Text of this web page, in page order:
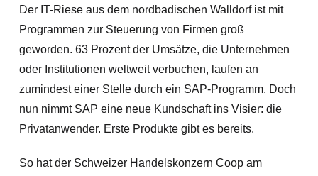
Der IT-Riese aus dem nordbadischen Walldorf ist mit
Programmen zur Steuerung von Firmen groß
geworden. 63 Prozent der Umsätze, die Unternehmen
oder Institutionen weltweit verbuchen, laufen an
zumindest einer Stelle durch ein SAP-Programm. Doch
nun nimmt SAP eine neue Kundschaft ins Visier: die
Privatanwender. Erste Produkte gibt es bereits.
So hat der Schweizer Handelskonzern Coop am